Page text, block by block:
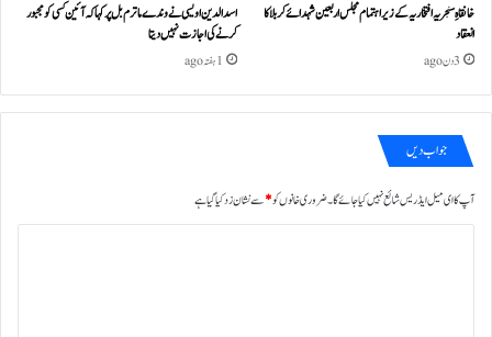
خانقاہِ سنجریہ افتخاریہ کے زیراہتمام مجلس اربعین شہدائے کربلا کا
انعقاد
3 دن ago
اسد الدین اویسی نے وندے ماترم بل پر کہا کہ آئین کسی کو مجبور
کرنے کی اجازت نہیں دیتا
1 ہفتہ ago
جواب دیں
آپ کا ای میل ایڈریس شائع نہیں کیا جائے گا۔ضروری خانوں کو*سے نشان زد کیا گیا ہے